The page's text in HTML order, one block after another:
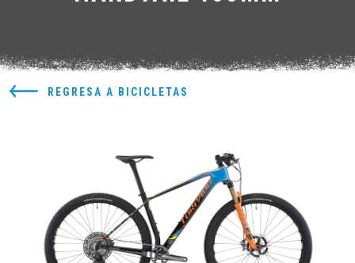
REGRESA A BICICLETAS